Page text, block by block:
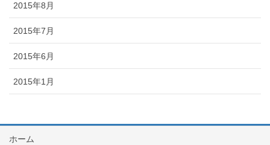
2015年8月
2015年7月
2015年6月
2015年1月
ホーム